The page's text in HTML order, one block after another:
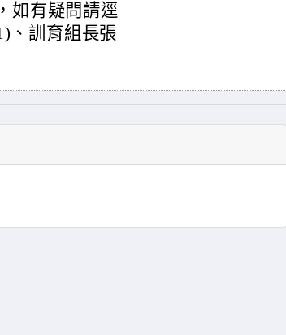
如有疑問請逕
、訓育組長張